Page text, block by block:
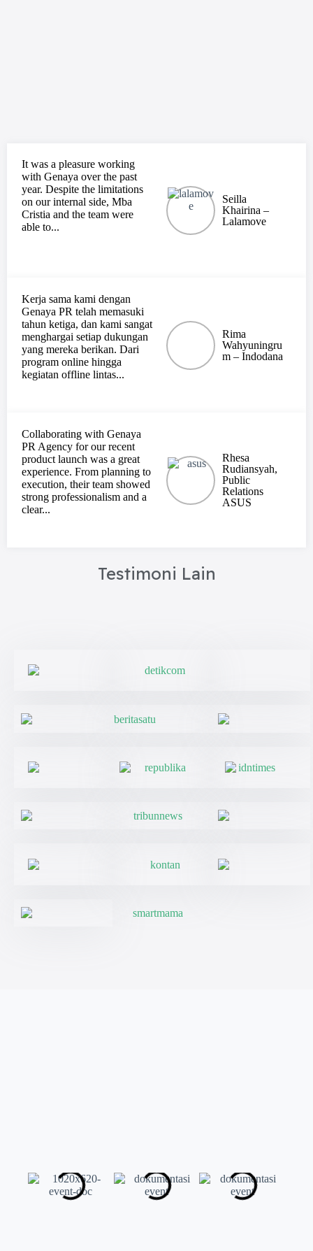
It was a pleasure working
with Genaya over the past
year. Despite the limitations
on our internal side, Mba
Cristia and the team were
able to...
Seilla
Khairina –
Lalamove
Kerja sama kami dengan
Genaya PR telah memasuki
tahun ketiga, dan kami sangat
menghargai setiap dukungan
yang mereka berikan. Dari
program online hingga
kegiatan offline lintas...
Rima
Wahyuningru
m – Indodana
Collaborating with Genaya
PR Agency for our recent
product launch was a great
experience. From planning to
execution, their team showed
strong professionalism and a
clear...
Rhesa
Rudiansyah,
Public
Relations
ASUS
Testimoni Lain